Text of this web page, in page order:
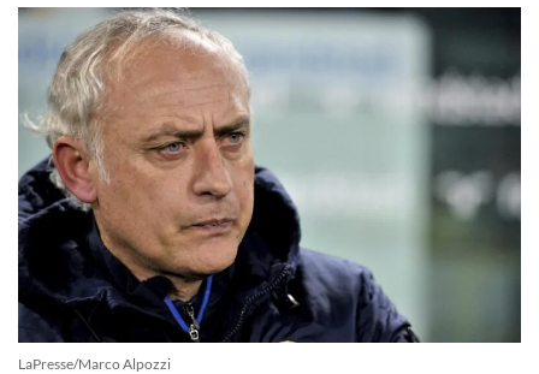
LaPresse/Marco Alpozzi